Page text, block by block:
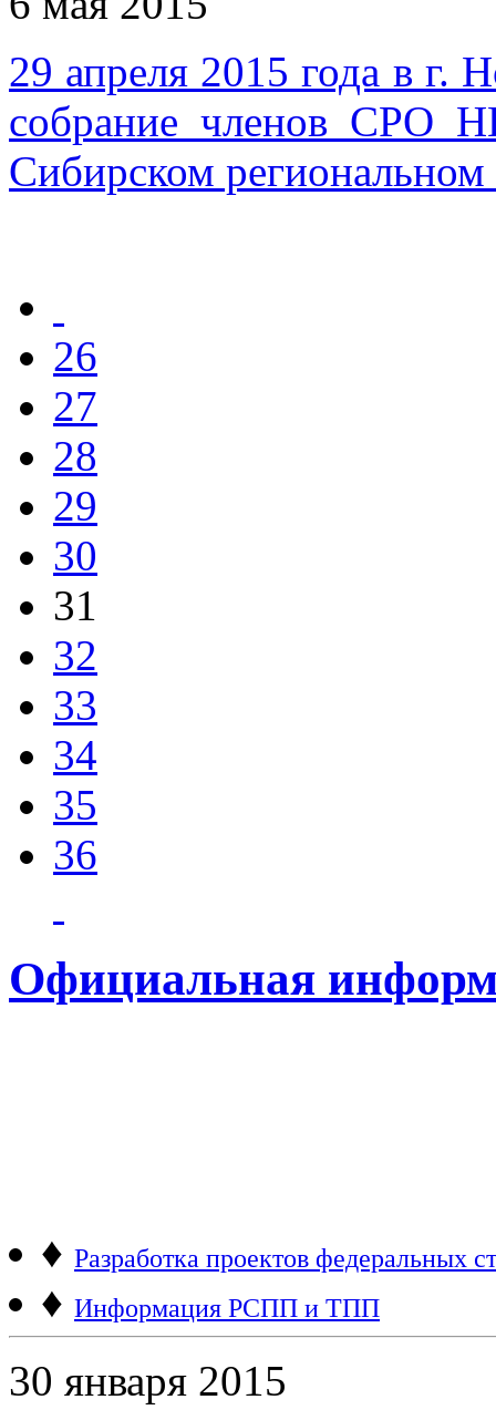
29 апреля 2015 года в г.
собрание членов СРО
Сибирском
26
27
28
29
30
31
32
33
34
35
36
Официальная
♦ Разработка проектов федеральных
♦ Информация РСПП и ТПП
30 января 2015